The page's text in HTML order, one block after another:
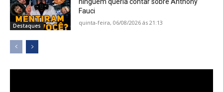
Destaques
Fauci
quinta-feira, 06/08/2026 ás 21:13